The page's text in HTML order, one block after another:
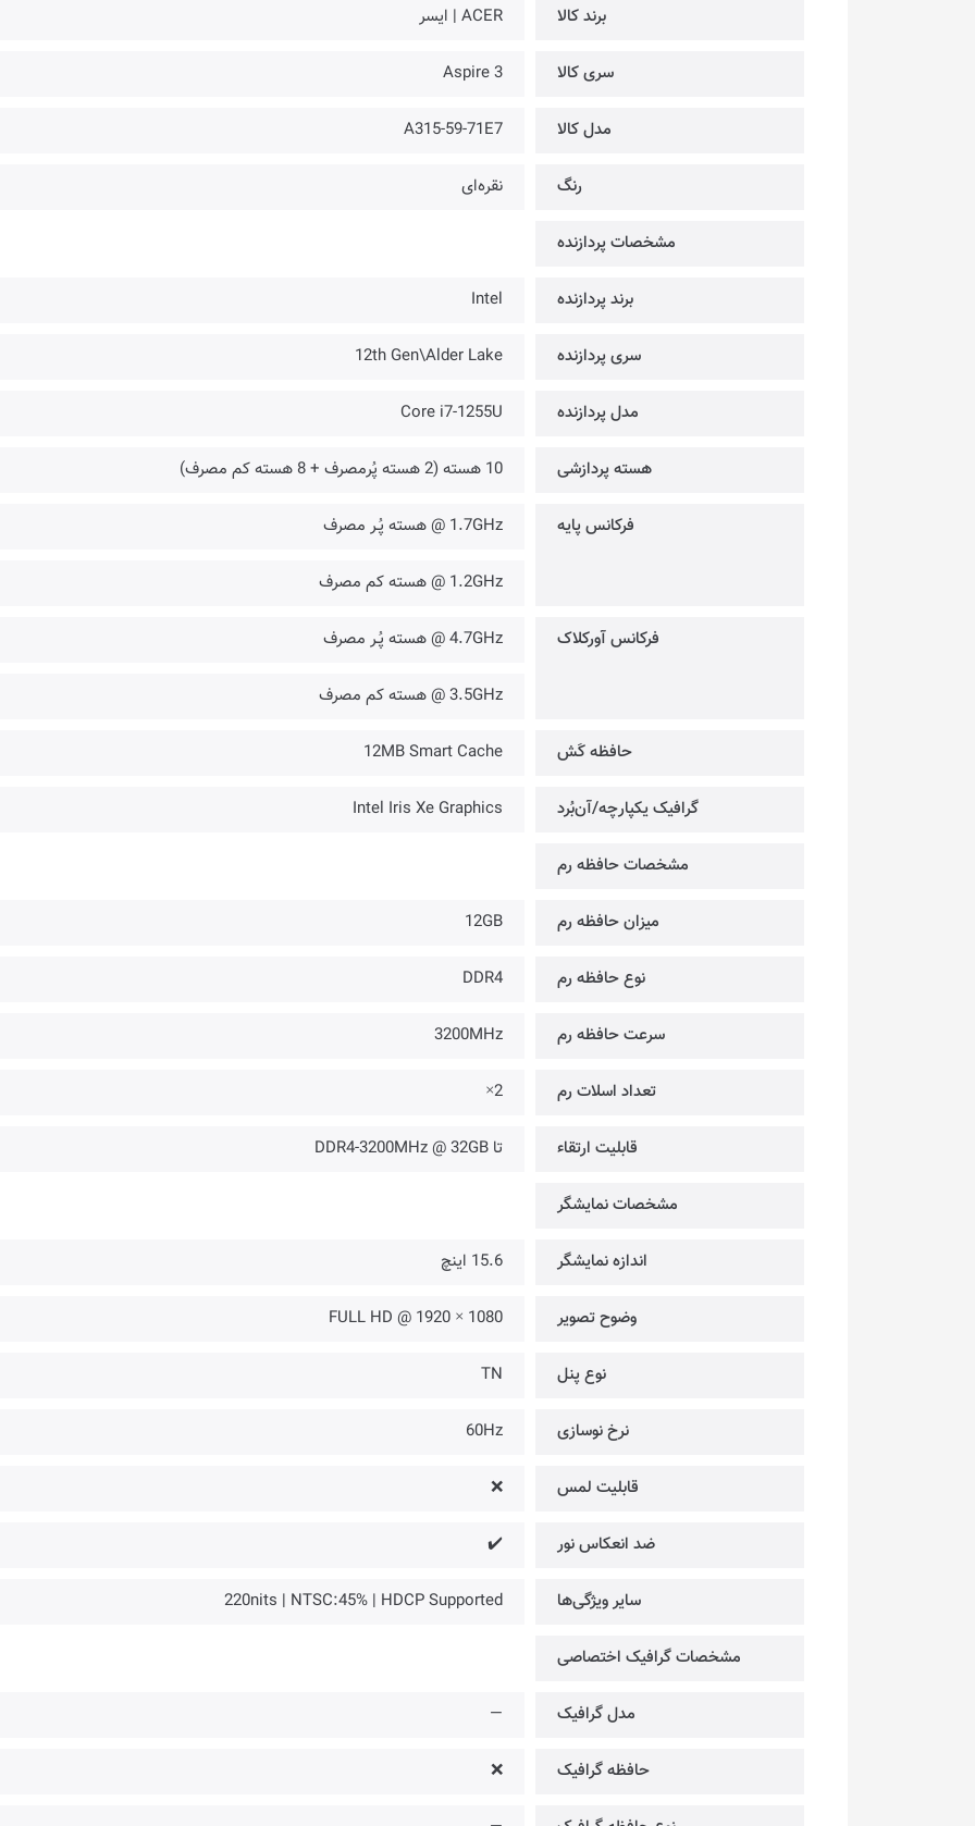
برند کالا ACER | ایسر
سری کالا Aspire 3
مدل کالا A315-59-71E7
رنگ نقره‌ای
مشخصات پردازنده
برند پردازنده Intel
سری پردازنده 12th Gen\Alder Lake
مدل پردازنده Core i7-1255U
هسته پردازشی 10 هسته (2 هسته پُرمصرف + 8 هسته کم مصرف)
فرکانس پایه 1.7GHz @ هسته پُـر مصرف
1.2GHz @ هسته کم مصرف
فرکانس آورکلاک 4.7GHz @ هسته پُـر مصرف
3.5GHz @ هسته کم مصرف
حافظه کَش 12MB Smart Cache
گرافیک یکپارچه/آن‌بُرد Intel Iris Xe Graphics
مشخصات حافظه رم
میزان حافظه رم 12GB
نوع حافظه رم DDR4
سرعت حافظه رم 3200MHz
تعداد اسلات رم 2×
قابلیت ارتقاء تا DDR4-3200MHz @ 32GB
مشخصات نمایشگر
اندازه نمایشگر 15.6 اینچ
وضوح تصویر 1080 × 1920 @ FULL HD
نوع پنل TN
نرخ نوسازی 60Hz
قابلیت لمس ❌
ضد انعکاس نور ✔️
سایر ویژگی‌ها 220nits | NTSC:45% | HDCP Supported
مشخصات گرافیک اختصاصی
مدل گرافیک —
حافظه گرافیک ❌